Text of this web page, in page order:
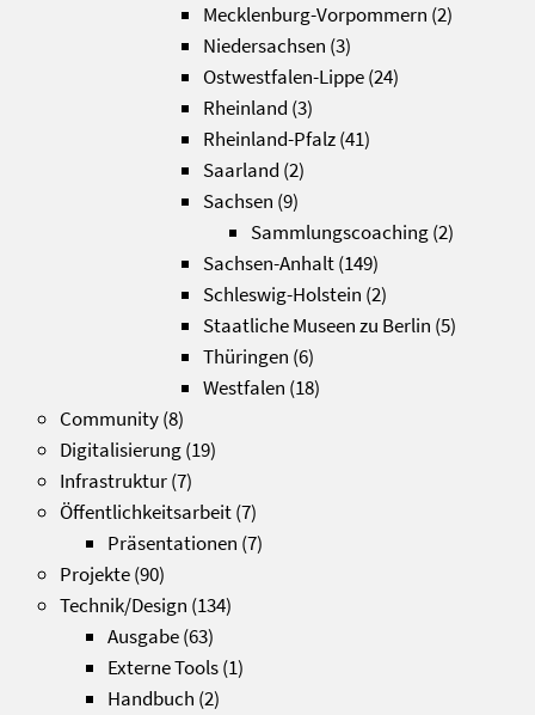
Mecklenburg-Vorpommern (2)
Niedersachsen (3)
Ostwestfalen-Lippe(24)
Rheinland (3)
Rheinland-Pfalz(41)
Saarland (2)
Sachsen (9)
Sammlungscoaching(2)
Sachsen-Anhalt(149)
Schleswig-Holstein (2)
Staatliche Museen zu Berlin (5)
Thüringen (6)
Westfalen (18)
Community(8)
Digitalisierung(19)
Infrastruktur(7)
Öffentlichkeitsarbeit(7)
Präsentationen (7)
Projekte(90)
Technik/Design (134)
Ausgabe(63)
Externe Tools(1)
Handbuch (2)